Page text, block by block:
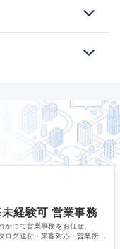
経験可 営業事務
かにて営業事務をお任せ。
ログ送付・来客対応・営業所内